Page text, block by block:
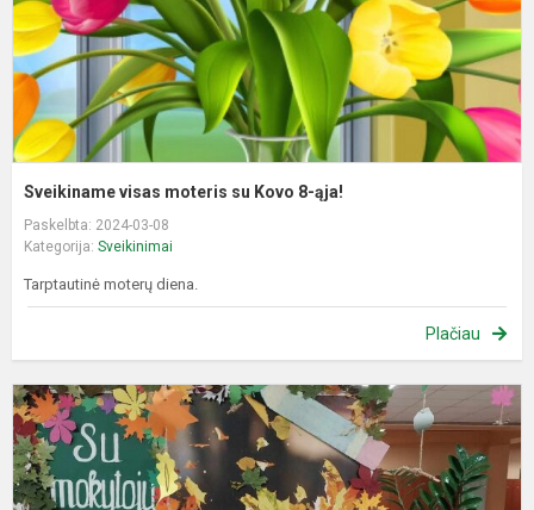
Sveikiname visas moteris su Kovo 8-ąja!
Paskelbta: 2024-03-08
Kategorija: Sveikinimai
Tarptautinė moterų diena.
Plačiau